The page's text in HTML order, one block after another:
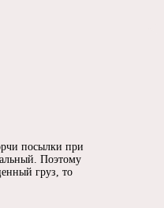
посылки при
Поэтому
груз, то